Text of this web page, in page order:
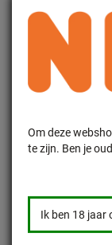
Om deze
te zijn. Ben je
Ik ben 18 jaar